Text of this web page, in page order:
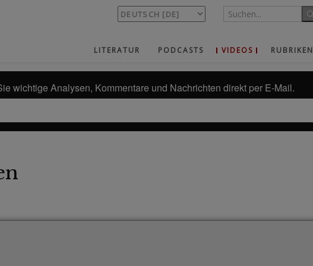
LITERATUR PODCASTS VIDEOS RUBRIKEN
wichtige Analysen, Kommentare und Nachrichten direkt per E-Mail.